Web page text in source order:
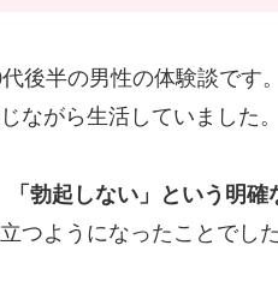
後半の男性の体験談です
ながら生活していました。
「勃起しない」という明
つようになったことでした